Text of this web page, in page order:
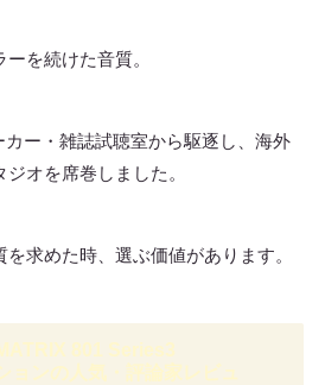
を続けた音質。
ー・雑誌試聴室から駆逐し、海外
オを席巻しました。
求めた時、選ぶ価値があります。
801 Series3
ョンの人気・評論家レビュ